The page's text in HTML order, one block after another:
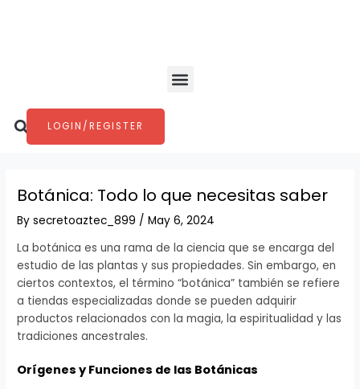
Menu
Search
LOGIN/REGISTER
Botánica: Todo lo que necesitas saber
Bysecretoaztec_899 /May 6, 2024
La botánica es una rama de la ciencia que se encarga del
estudio de las plantas y sus propiedades. Sin embargo, en
ciertos contextos, el término “botánica” también se refiere
a tiendas especializadas donde se pueden adquirir
productos relacionados con la magia, la espiritualidad y las
tradiciones ancestrales.
Orígenes y Funciones de las Botánicas